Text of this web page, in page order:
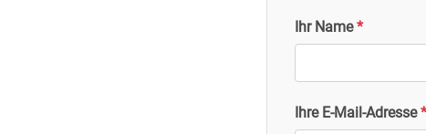
Ihr Name*
Ihre E-Mail-Adresse*